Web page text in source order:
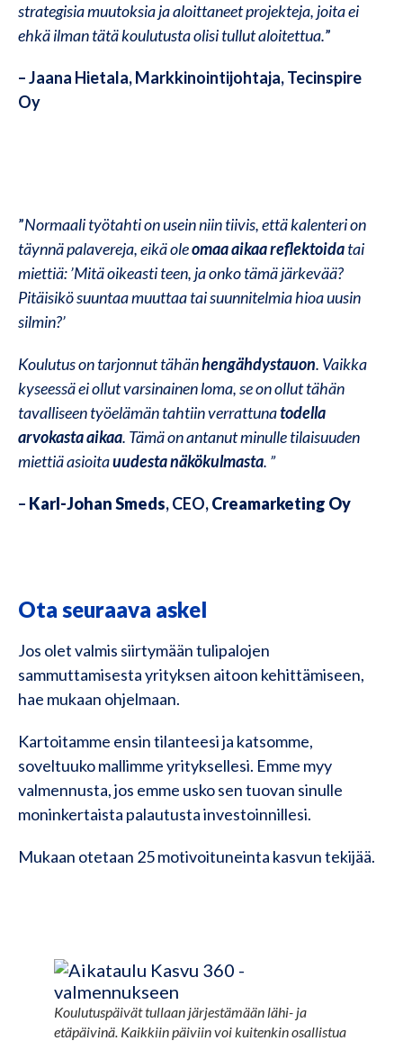
strategisia muutoksia ja aloittaneet projekteja, joita ei
ehkä ilman tätä koulutusta olisi tullut aloitettua.”
– Jaana Hietala, Markkinointijohtaja, Tecinspire
Oy
”Normaali työtahti on usein niin tiivis, että kalenteri on
täynnä palavereja, eikä oleomaa aikaa reflektoidatai
miettiä: ’Mitä oikeasti teen, ja onko tämä järkevää?
Pitäisikö suuntaa muuttaa tai suunnitelmia hioa uusin
silmin?’
Koulutus on tarjonnut tähänhengähdystauon. Vaikka
kyseessä ei ollut varsinainen loma, se on ollut tähän
tavalliseen työelämän tahtiin verrattunatodella
arvokasta aikaa. Tämä on antanut minulle tilaisuuden
miettiä asioitauudesta näkökulmasta. ”
– Karl-Johan Smeds, CEO,Creamarketing Oy
Ota seuraava askel
Jos olet valmis siirtymään tulipalojen
sammuttamisesta yrityksen aitoon kehittämiseen,
hae mukaan ohjelmaan.
Kartoitamme ensin tilanteesi ja katsomme,
soveltuuko mallimme yrityksellesi. Emme myy
valmennusta, jos emme usko sen tuovan sinulle
moninkertaista palautusta investoinnillesi.
Mukaan otetaan 25 motivoituneinta kasvun tekijää.
Koulutuspäivät tullaan järjestämään lähi- ja
etäpäivinä. Kaikkiin päiviin voi kuitenkin osallistua